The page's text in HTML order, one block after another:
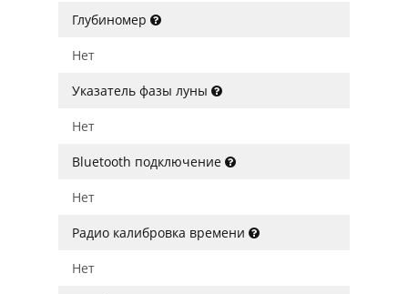
Глубиномер
Нет
Указатель фазы луны
Нет
Bluetooth подключение
Нет
Радио калибровка времени
Нет